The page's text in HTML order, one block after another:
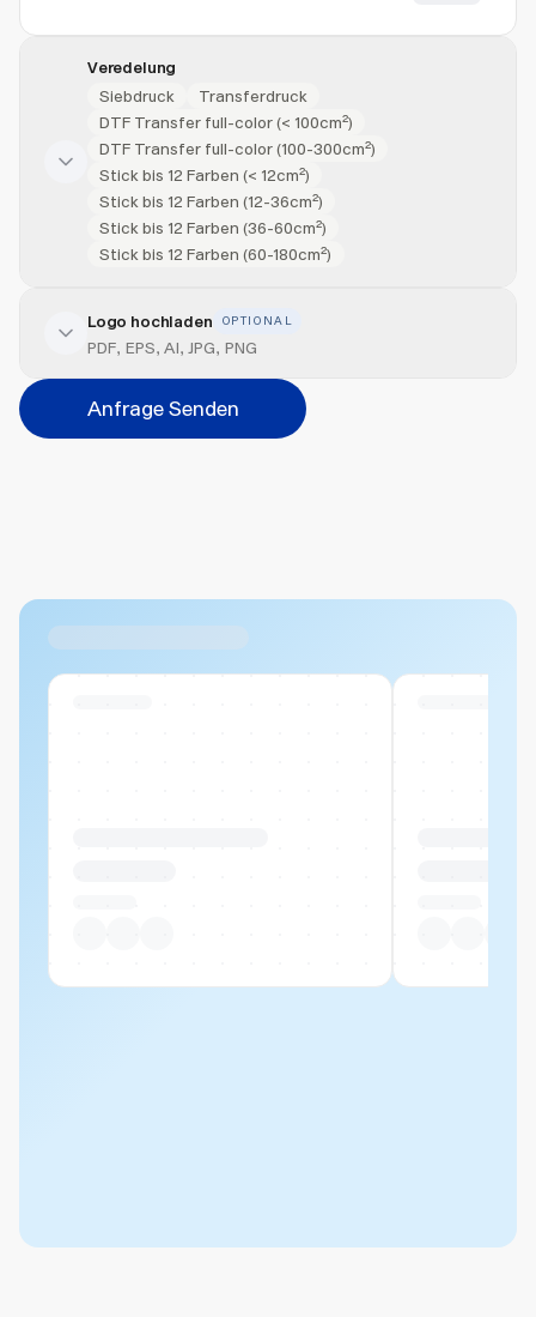
Veredelung
Siebdruck
Transferdruck
DTF Transfer full-color (< 100cm²)
DTF Transfer full-color (100-300cm²)
Stick bis 12 Farben (< 12cm²)
Stick bis 12 Farben (12-36cm²)
Stick bis 12 Farben (36-60cm²)
Stick bis 12 Farben (60-180cm²)
Veredelung hinzufügen
Position
Bitte wählen...
Logo hochladen OPTIONAL
PDF, EPS, AI, JPG, PNG
Anfrage Senden